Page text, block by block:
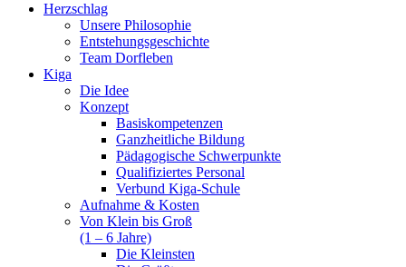
Herzschlag
Unsere Philosophie
Entstehungsgeschichte
Team Dorfleben
Kiga
Die Idee
Konzept
Basiskompetenzen
Ganzheitliche Bildung
Pädagogische Schwerpunkte
Qualifiziertes Personal
Verbund Kiga-Schule
Aufnahme & Kosten
Von Klein bis Groß
(1 – 6 Jahre)
Die Kleinsten